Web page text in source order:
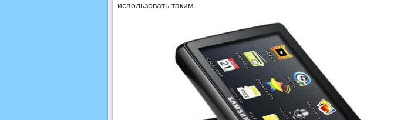
использовать таким.